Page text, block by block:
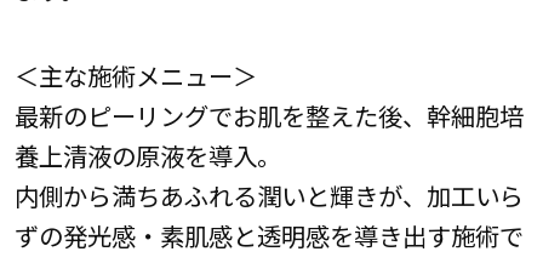
＜主な施術メニュー＞
最新のピーリングでお肌を整えた後、幹細胞培
養上清液の原液を導入。
内側から満ちあふれる潤いと輝きが、加工いら
ずの発光感・素肌感と透明感を導き出す施術で